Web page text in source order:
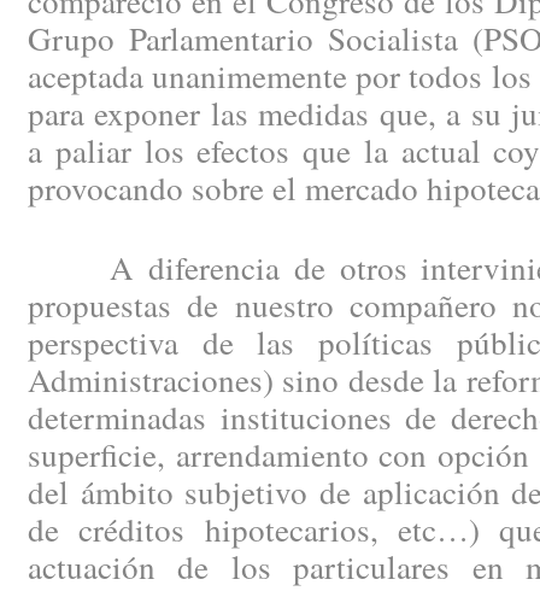
Grupo Parlamentario Socialista
aceptada unanimemente por todos
para exponer las medidas que, a su
a paliar los efectos que la actual
provocando sobre el mercado
A diferencia de otros
propuestas de nuestro compañero
perspectiva de las políticas
Administraciones) sino desde la
determinadas instituciones de
superficie, arrendamiento con
del ámbito subjetivo de aplicación
de créditos hipotecarios, etc…)
actuación de los particulares en